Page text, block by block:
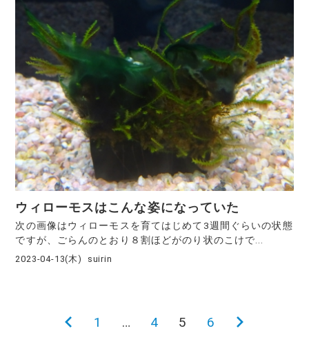
ウィローモスはこんな姿になっていた
次の画像はウィローモスを育てはじめて3週間ぐらいの状態
ですが、ごらんのとおり８割ほどがのり状のこけで...
2023-04-13(木) suirin
前1 … 4 5 6
次